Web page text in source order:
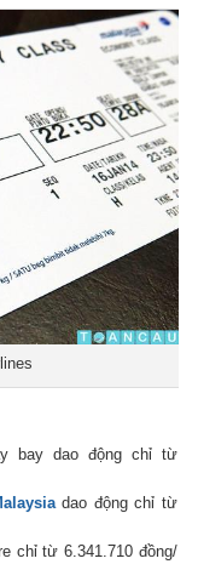
bay dao động chỉ từ
dao động chỉ từ
chỉ từ 6.341.710 đồng/